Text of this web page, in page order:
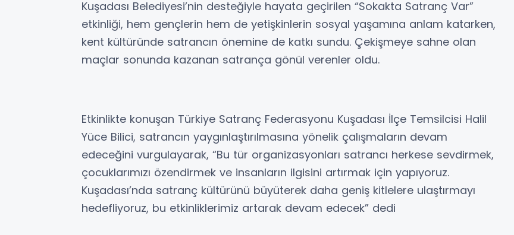
Kuşadası Belediyesi’nin desteğiyle hayata geçirilen “Sokakta Satranç Var”
etkinliği, hem gençlerin hem de yetişkinlerin sosyal yaşamına anlam katarken,
kent kültüründe satrancın önemine de katkı sundu. Çekişmeye sahne olan
maçlar sonunda kazanan satrança gönül verenler oldu.
Etkinlikte konuşan Türkiye Satranç Federasyonu Kuşadası İlçe Temsilcisi Halil
Yüce Bilici, satrancın yaygınlaştırılmasına yönelik çalışmaların devam
edeceğini vurgulayarak, “Bu tür organizasyonları satrancı herkese sevdirmek,
çocuklarımızı özendirmek ve insanların ilgisini artırmak için yapıyoruz.
Kuşadası’nda satranç kültürünü büyüterek daha geniş kitlelere ulaştırmayı
hedefliyoruz, bu etkinliklerimiz artarak devam edecek” dedi